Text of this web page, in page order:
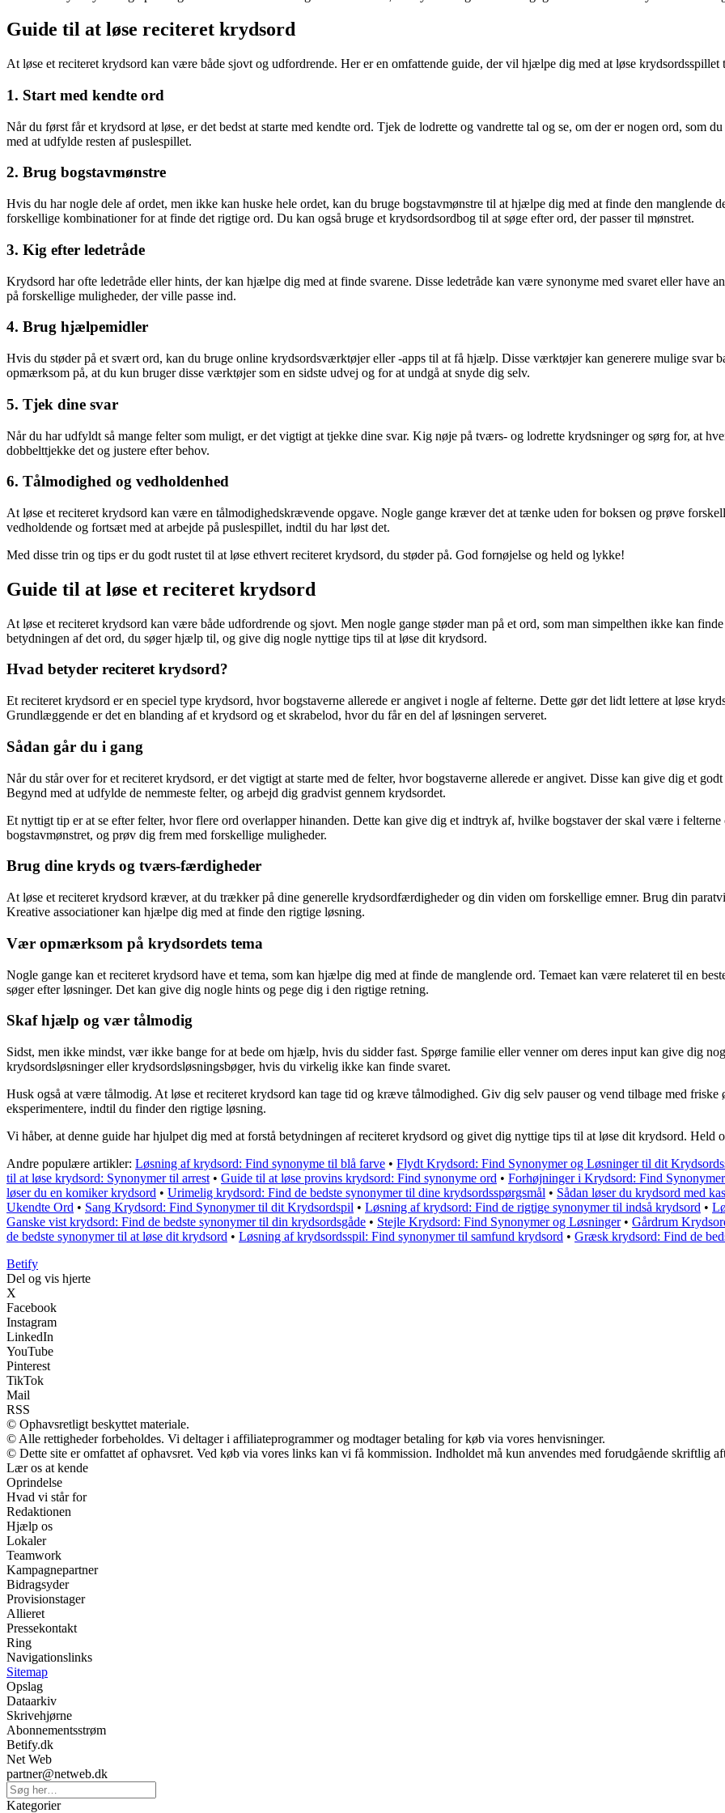
Guide til at løse reciteret krydsord
At løse et reciteret krydsord kan være både sjovt og udfordrende. Her er en omfattende guide, der vil hjælpe dig med at løse
1. Start med kendte ord
Når du først får et krydsord at løse, er det bedst at starte med kendte ord. Tjek de lodrette og vandrette tal og se, om der er nogen ord, som
med at udfylde resten af puslespillet.
2. Brug bogstavmønstre
Hvis du har nogle dele af ordet, men ikke kan huske hele ordet, kan du bruge bogstavmønstre til at hjælpe dig med at finde den manglende
forskellige kombinationer for at finde det rigtige ord. Du kan også bruge et krydsordsordbog til at søge efter ord, der passer til mønstret.
3. Kig efter ledetråde
Krydsord har ofte ledetråde eller hints, der kan hjælpe dig med at finde svarene. Disse ledetråde kan være synonyme med svaret eller have
på forskellige muligheder, der ville passe ind.
4. Brug hjælpemidler
Hvis du støder på et svært ord, kan du bruge online krydsordsværktøjer eller -apps til at få hjælp. Disse værktøjer kan generere mulige svar
opmærksom på, at du kun bruger disse værktøjer som en sidste udvej og for at undgå at snyde dig selv.
5. Tjek dine svar
Når du har udfyldt så mange felter som muligt, er det vigtigt at tjekke dine svar. Kig nøje på tværs- og lodrette krydsninger og sørg for, at
dobbelttjekke det og justere efter behov.
6. Tålmodighed og vedholdenhed
At løse et reciteret krydsord kan være en tålmodighedskrævende opgave. Nogle gange kræver det at tænke uden for boksen og prøve
vedholdende og fortsæt med at arbejde på puslespillet, indtil du har løst det.
Med disse trin og tips er du godt rustet til at løse ethvert reciteret krydsord, du støder på. God fornøjelse og held og lykke!
Guide til at løse et reciteret krydsord
At løse et reciteret krydsord kan være både udfordrende og sjovt. Men nogle gange støder man på et ord, som man simpelthen ikke kan
betydningen af det ord, du søger hjælp til, og give dig nogle nyttige tips til at løse dit krydsord.
Hvad betyder reciteret krydsord?
Et reciteret krydsord er en speciel type krydsord, hvor bogstaverne allerede er angivet i nogle af felterne. Dette gør det lidt lettere at løse
Grundlæggende er det en blanding af et krydsord og et skrabelod, hvor du får en del af løsningen serveret.
Sådan går du i gang
Når du står over for et reciteret krydsord, er det vigtigt at starte med de felter, hvor bogstaverne allerede er angivet. Disse kan give dig et
Begynd med at udfylde de nemmeste felter, og arbejd dig gradvist gennem krydsordet.
Et nyttigt tip er at se efter felter, hvor flere ord overlapper hinanden. Dette kan give dig et indtryk af, hvilke bogstaver der skal være i
bogstavmønstret, og prøv dig frem med forskellige muligheder.
Brug dine kryds og tværs-færdigheder
At løse et reciteret krydsord kræver, at du trækker på dine generelle krydsordfærdigheder og din viden om forskellige emner. Brug din
Kreative associationer kan hjælpe dig med at finde den rigtige løsning.
Vær opmærksom på krydsordets tema
Nogle gange kan et reciteret krydsord have et tema, som kan hjælpe dig med at finde de manglende ord. Temaet kan være relateret til en
søger efter løsninger. Det kan give dig nogle hints og pege dig i den rigtige retning.
Skaf hjælp og vær tålmodig
Sidst, men ikke mindst, vær ikke bange for at bede om hjælp, hvis du sidder fast. Spørge familie eller venner om deres input kan give dig
krydsordsløsninger eller krydsordsløsningsbøger, hvis du virkelig ikke kan finde svaret.
Husk også at være tålmodig. At løse et reciteret krydsord kan tage tid og kræve tålmodighed. Giv dig selv pauser og vend tilbage med
eksperimentere, indtil du finder den rigtige løsning.
Vi håber, at denne guide har hjulpet dig med at forstå betydningen af reciteret krydsord og givet dig nyttige tips til at løse dit krydsord.
Andre populære artikler: Løsning af krydsord: Find synonyme til blå farve • Flydt Krydsord: Find Synonymer og Løsninger til dit
til at løse krydsord: Synonymer til arrest • Guide til at løse provins krydsord: Find synonyme ord • Forhøjninger i Krydsord: Find
løser du en komiker krydsord • Urimelig krydsord: Find de bedste synonymer til dine krydsordsspørgsmål • Sådan løser du krydsord med
Ukendte Ord • Sang Krydsord: Find Synonymer til dit Krydsordspil • Løsning af krydsord: Find de rigtige synonymer til indså krydsord •
Ganske vist krydsord: Find de bedste synonymer til din krydsordsgåde • Stejle Krydsord: Find Synonymer og Løsninger• Gårdrum
de bedste synonymer til at løse dit krydsord • Løsning af krydsordsspil: Find synonymer til samfund krydsord • Græsk krydsord: Find de
Betify
Del og vis hjerte
X
Facebook
Instagram
LinkedIn
YouTube
Pinterest
TikTok
Mail
RSS
© Ophavsretligt beskyttet materiale.
© Alle rettigheder forbeholdes. Vi deltager i affiliateprogrammer og modtager betaling for køb via vores henvisninger.
© Dette site er omfattet af ophavsret. Ved køb via vores links kan vi få kommission. Indholdet må kun anvendes med forudgående skriftlig
Lær os at kende
Oprindelse
Hvad vi står for
Redaktionen
Hjælp os
Lokaler
Teamwork
Kampagnepartner
Bidragsyder
Provisionstager
Allieret
Pressekontakt
Ring
Navigationslinks
Sitemap
Opslag
Dataarkiv
Skrivehjørne
Abonnementsstrøm
Betify.dk
Net Web
partner@netweb.dk
Kategorier